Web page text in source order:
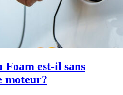
Foam est-il sans
moteur?